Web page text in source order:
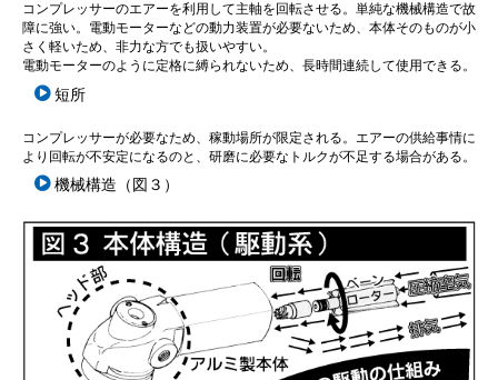
コンプレッサーのエアーを利用して主軸を回転させる。単純な機械構造で故
障に強い。電動モーターなどの動力装置が必要ないため、本体そのものが小
さく軽いため、非力な方でも扱いやすい。
電動モーターのように定格に縛られないため、長時間連続して使用できる。
短所
コンプレッサーが必要なため、稼動場所が限定される。エアーの供給事情に
より回転が不安定になるのと、研磨に必要なトルクが不足する場合がある。
機械構造（図３）